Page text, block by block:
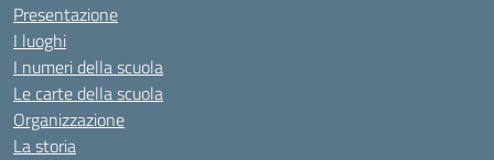
Presentazione
I luoghi
I numeri della scuola
Le carte della scuola
Organizzazione
La storia